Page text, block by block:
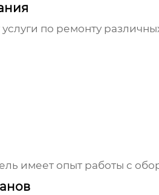
по ремонту
имеет опыт работы с